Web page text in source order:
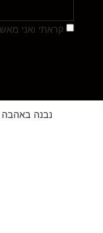
קראתי ואני
נבנה באהבה